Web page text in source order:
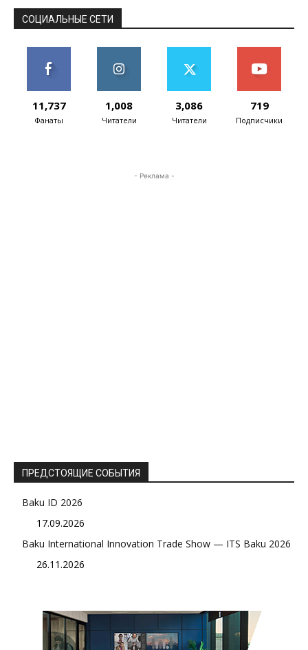
СОЦИАЛЬНЫЕ СЕТИ
11,737
Фанаты
1,008
Читатели
3,086
Читатели
719
Подписчики
- Реклама -
ПРЕДСТОЯЩИЕ СОБЫТИЯ
Baku ID 2026
17.09.2026
Baku International Innovation Trade Show — ITS Baku 2026
26.11.2026